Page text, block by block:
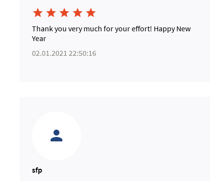
    
Thank you very much for your effort! Happy New
Year
02.01.2021 22:50:16
sfp